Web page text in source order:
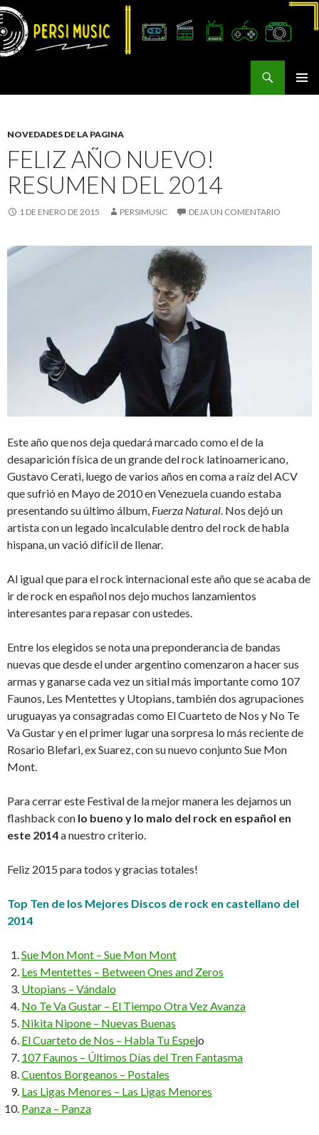
NOVEDADES DE LA PAGINA
FELIZ AÑO NUEVO!
RESUMEN DEL 2014
1 DE ENERO DE 2015 PERSIMUSIC DEJA UN COMENTARIO
Este año que nos deja quedará marcado como el de la
desaparición física de un grande del rock latinoamericano,
Gustavo Cerati, luego de varios años en coma a raíz del ACV
que sufrió en Mayo de 2010 en Venezuela cuando estaba
presentando su último álbum, Fuerza Natural. Nos dejó un
artista con un legado incalculable dentro del rock de habla
hispana, un vació difícil de llenar.
Al igual que para el rock internacional este año que se acaba de
ir de rock en español nos dejo muchos lanzamientos
interesantes para repasar con ustedes.
Entre los elegidos se nota una preponderancia de bandas
nuevas que desde el under argentino comenzaron a hacer sus
armas y ganarse cada vez un sitial más importante como 107
Faunos, Les Mentettes y Utopians, también dos agrupaciones
uruguayas ya consagradas como El Cuarteto de Nos y No Te
Va Gustar y en el primer lugar una sorpresa lo más reciente de
Rosario Blefari, ex Suarez, con su nuevo conjunto Sue Mon
Mont.
Para cerrar este Festival de la mejor manera les dejamos un
flashback con lo bueno y lo malo del rock en español en
este 2014a nuestro criterio.
Feliz 2015 para todos y gracias totales!
Top Ten de los Mejores Discos de rock en castellano del
2014
Sue Mon Mont – Sue Mon Mont
Les Mentettes – Between Ones and Zeros
Utopians – Vándalo
No Te Va Gustar – El Tiempo Otra Vez Avanza
Nikita Nipone – Nuevas Buenas
El Cuarteto de Nos – Habla Tu Espejo
107 Faunos – Últimos Días del Tren Fantasma
Cuentos Borgeanos – Postales
Las Ligas Menores – Las Ligas Menores
Panza – Panza